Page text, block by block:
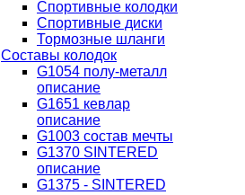
Спортивные колодки
Спортивные диски
Тормозные шланги
Составы колодок
G1054 полу-металл
описание
G1651 кевлар
описание
G1003 состав мечты
G1370 SINTERED
описание
G1375 - SINTERED